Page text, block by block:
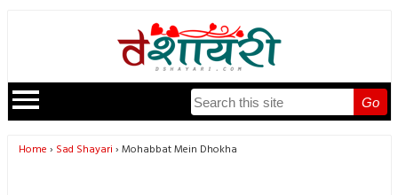
Go
Home Sad Shayari Mohabbat Mein Dhokha